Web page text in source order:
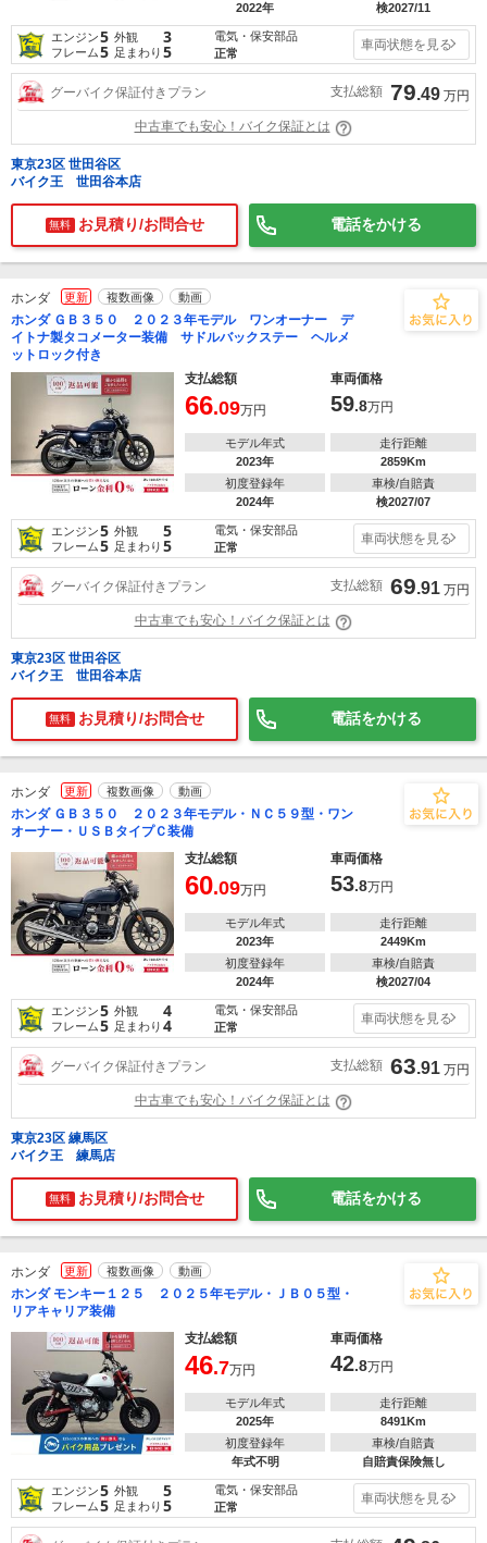
2022年
検2027/11
エンジン5 外観 3
フレーム5 足まわり 5
電気・保安部品
正常
車両状態を見る
グーバイク保証付きプラン 支払総額 79.49 万円
中古車でも安心！バイク保証とは
東京23区 世田谷区
バイク王 世田谷本店
無料 お見積り/お問合せ 電話をかける
ホンダ 更新 複数画像 動画
ホンダ ＧＢ３５０ ２０２３年モデル ワンオーナー デ
イトナ製タコメーター装備 サドルバックステー ヘルメ
ットロック付き
支払総額
車両価格
66.09万円 59.8万円
モデル年式
2023年
走行距離
2859Km
初度登録年
2024年
車検/自賠責
検2027/07
エンジン5 外観 5
フレーム5 足まわり 5
電気・保安部品
正常
車両状態を見る
グーバイク保証付きプラン 支払総額 69.91 万円
中古車でも安心！バイク保証とは
東京23区 世田谷区
バイク王 世田谷本店
無料 お見積り/お問合せ 電話をかける
ホンダ 更新 複数画像 動画
ホンダ ＧＢ３５０ ２０２３年モデル・ＮＣ５９型・ワン
オーナー・ＵＳＢタイプＣ装備
支払総額
車両価格
60.09万円 53.8万円
モデル年式
2023年
走行距離
2449Km
初度登録年
2024年
車検/自賠責
検2027/04
エンジン5 外観 4
フレーム5 足まわり 4
電気・保安部品
正常
車両状態を見る
グーバイク保証付きプラン 支払総額 63.91 万円
中古車でも安心！バイク保証とは
東京23区 練馬区
バイク王 練馬店
無料 お見積り/お問合せ 電話をかける
ホンダ 更新 複数画像 動画
ホンダ モンキー１２５ ２０２５年モデル・ＪＢ０５型・
リアキャリア装備
支払総額
車両価格
46.7万円 42.8万円
モデル年式
2025年
走行距離
8491Km
初度登録年
年式不明
車検/自賠責
自賠責保険無し
エンジン5 外観 5
フレーム5 足まわり 5
電気・保安部品
正常
車両状態を見る